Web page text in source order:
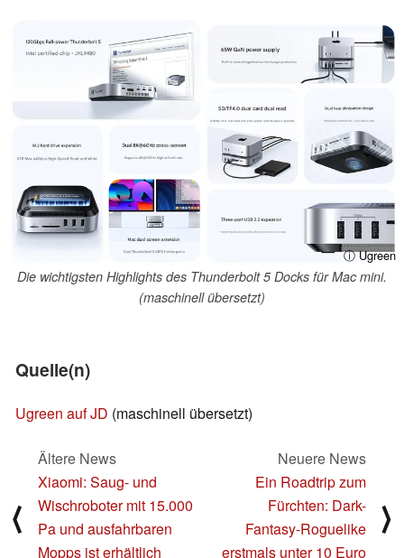
ⓘ Ugreen
Die wichtigsten Highlights des Thunderbolt 5 Docks für Mac mini.
(maschinell übersetzt)
Quelle(n)
Ugreen auf JD (maschinell übersetzt)
⟨
Ältere News
Xiaomi: Saug- und
Wischroboter mit 15.000
Pa und ausfahrbaren
Mopps ist erhältlich
Neuere News
Ein Roadtrip zum
Fürchten: Dark-
Fantasy-Roguelike
erstmals unter 10 Euro
⟩